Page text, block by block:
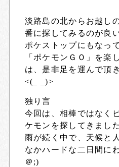
淡路島の北からお越
番に探してみるのが良
ポケストップにもなっ
「ポケモンＧＯ」を楽
は、是非足を運んで頂
<(_ _)>
独り言
今回は、相棒ではなく
ケモンを探してきまし
雨が続く中で、天候と
なかハードな二日間に
＠;)